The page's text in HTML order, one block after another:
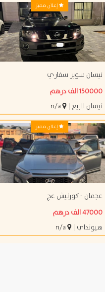
إعلان مميز
نيسان سوبر سفاري
150000 الف درهم
نيسان للبيع|
n/a
إعلان مميز
عجمان - كورنيش عج
47000 الف درهم
هيونداي|
n/a